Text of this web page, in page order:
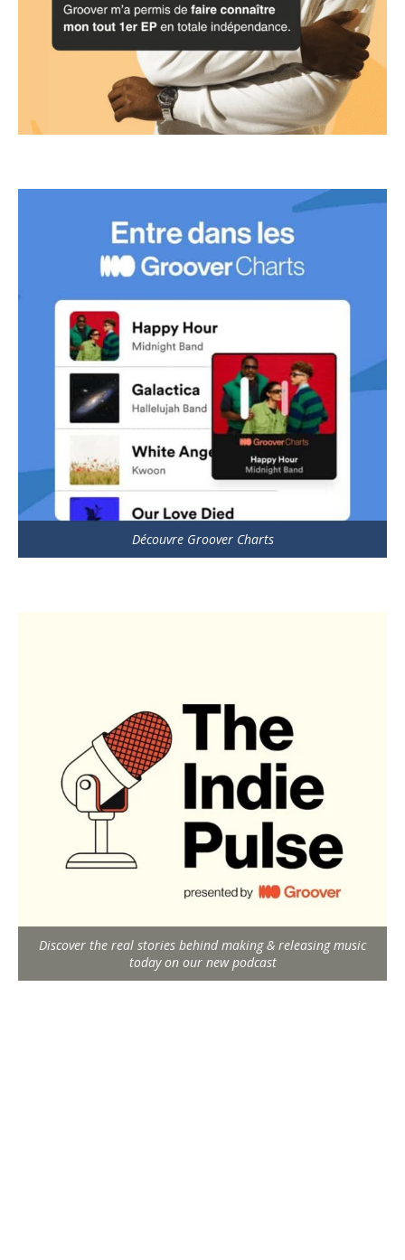
Découvre Groover Charts
Discover the real stories behind making & releasing music
today on our new podcast